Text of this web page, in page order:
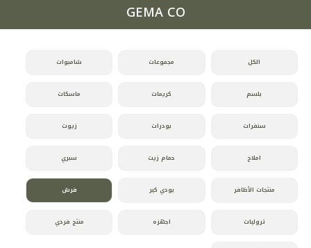
GEMA CO
الكل مجموعات شامبوات
بلسم كريمات ماسكات
سنفرات بودرات زيوت
املاح حمام زيت سبري
منتجات الأظافر بودي كير فرش
تروليات اجهزه منتج فردي